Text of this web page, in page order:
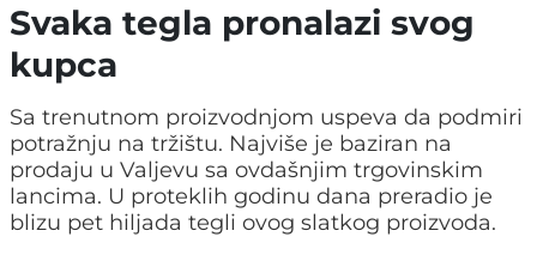
Svaka tegla pronalazi svog
kupca
Sa trenutnom proizvodnjom uspeva da podmiri
potražnju na tržištu. Najviše je baziran na
prodaju u Valjevu sa ovdašnjim trgovinskim
lancima. U proteklih godinu dana preradio je
blizu pet hiljada tegli ovog slatkog proizvoda.